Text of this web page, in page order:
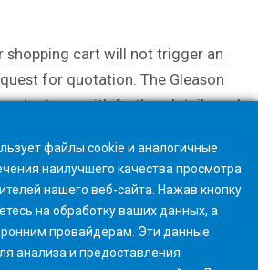
shopping cart will not trigger an
for quotation. The Gleason
you with further details and
файлы cookie и аналогичные
наилучшего качества просмотра
нашего веб-сайта. Нажав кнопку
на обработку ваших данных, а
провайдерам. Эти данные
анализа и предоставления